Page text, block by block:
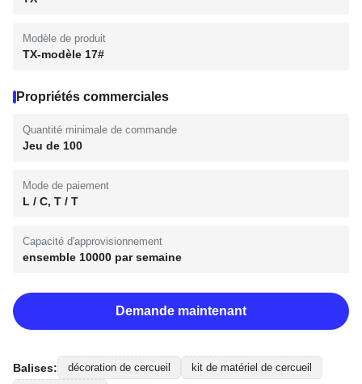
Modèle de produit
TX-modèle 17#
Propriétés commerciales
Quantité minimale de commande
Jeu de 100
Mode de paiement
L / C, T / T
Capacité d'approvisionnement
ensemble 10000 par semaine
Demande maintenant
Balises: décoration de cercueil
kit de matériel de cercueil